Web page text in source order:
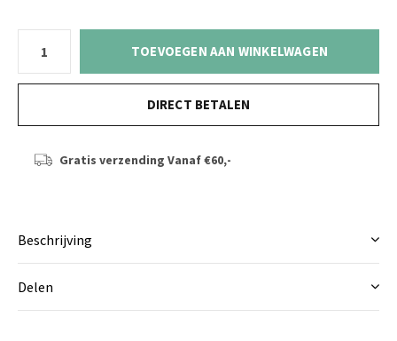
TOEVOEGEN AAN WINKELWAGEN
DIRECT BETALEN
Gratis verzending Vanaf €60,-
Beschrijving
Delen